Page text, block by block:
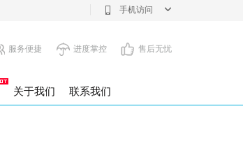
手机访问
服务便捷 进度掌控 售后无忧
关于我们 联系我们